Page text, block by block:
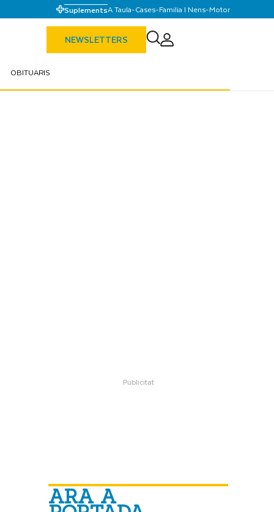
SuplementsA Taula-Cases-Familia I Nens-Motor
NEWSLETTERS
OBITUARIS
ARA A